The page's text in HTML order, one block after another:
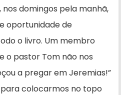
nos domingos pela manhã,
oportunidade de
o livro. Um membro
o pastor Tom não nos
a pregar em Jeremias!”
colocarmos no topo